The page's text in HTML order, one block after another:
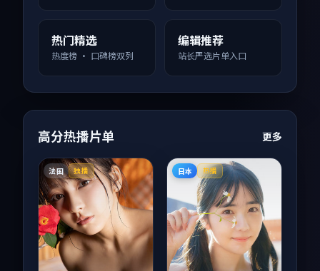
热门精选
热度榜 · 口碑榜双列
编辑推荐
站长严选片单入口
高分热播片单 更多
法国 独播 日本 热播